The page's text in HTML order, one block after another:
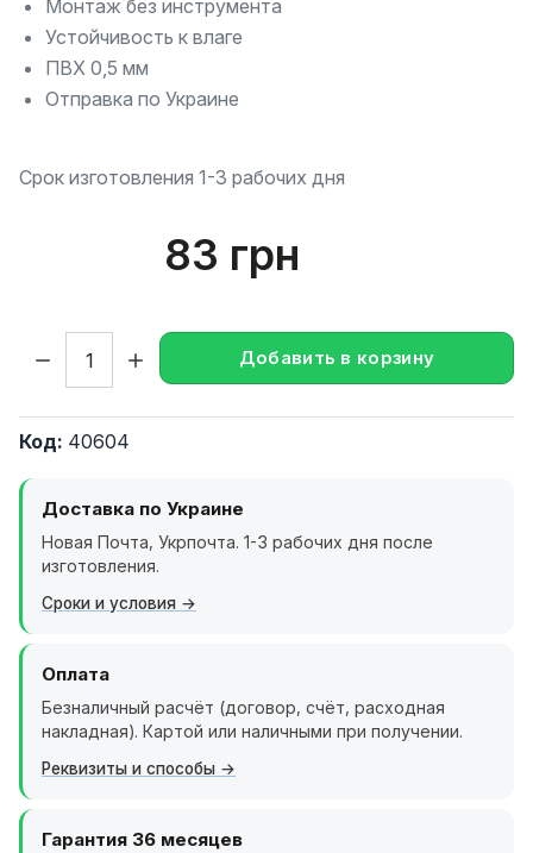
Монтаж без инструмента
Устойчивость к влаге
ПВХ 0,5 мм
Отправка по Украине
Срок изготовления 1-3 рабочих дня
83 грн
Добавить в корзину
Код: 40604
Доставка по Украине
Новая Почта, Укрпочта. 1-3 рабочих дня после
изготовления.
Сроки и условия
Оплата
Безналичный расчёт (договор, счёт, расходная
накладная). Картой или наличными при получении.
Реквизиты и способы
Гарантия 36 месяцев